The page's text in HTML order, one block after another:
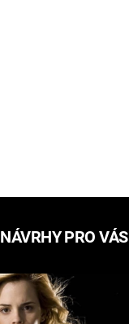
NÁVRHY PRO VÁS